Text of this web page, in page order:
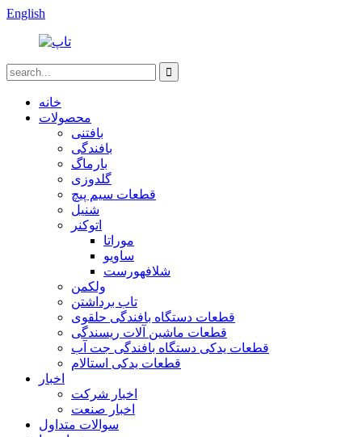
English
خانه
محصولات
بافتنی
بافندگی
بارماگ
گلدوزی
قطعات سیم پیچ
شنیل
اتوکنر
موراتا
ساویو
شلافهورست
ولکمن
تاب برداشتن
قطعات دستگاه بافندگی حلقوی
قطعات ماشین آلات ریسندگی
قطعات یدکی دستگاه بافندگی جت آب
قطعات یدکی استالام
اخبار
اخبار شرکت
اخبار صنعت
سوالات متداول